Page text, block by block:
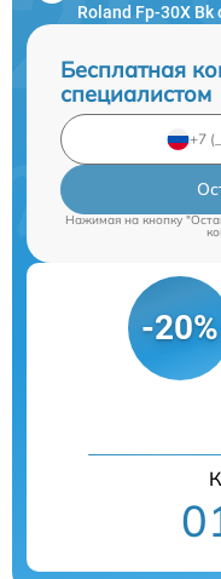
Roland Fp-30X Bk
Бесплатная
специалистом
Нажимая на кнопку
-20%